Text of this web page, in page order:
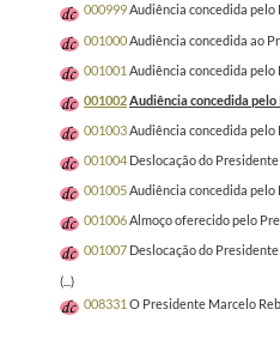
000999Audiência concedida pelo
001000Audiência concedida ao
001001 Audiência concedida pelo
001002Audiência concedida pelo
001003Audiência concedida pelo
001004 Deslocação do
001005Audiência concedida pelo
001006Almoço oferecido pelo
001007 Deslocação do Presidente
(...)
008331 O Presidente Marcelo